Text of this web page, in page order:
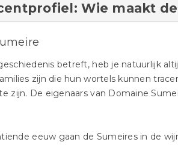
Wie maakt
betreft, heb je natuurlijk
zijn die hun wortels kunnen
zijn. De eigenaars van Domaine
eeuw gaan de Sumeires in de